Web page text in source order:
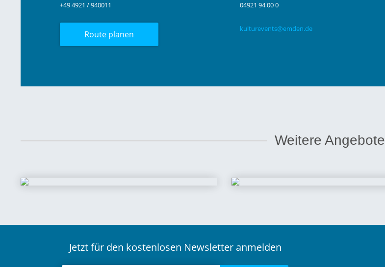
+49 4921 / 940011
Route planen
04921 94 00 0
kulturevents@emden.de
Weitere Angebote
Jetzt für den kostenlosen Newsletter anmelden